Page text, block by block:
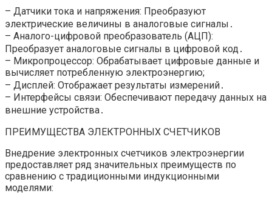
– Датчики тока и напряжения: Преобразуют
электрические величины в аналоговые сигналы․
– Аналого-цифровой преобразователь (АЦП):
Преобразует аналоговые сигналы в цифровой код․
– Микропроцессор: Обрабатывает цифровые данные и
вычисляет потребленную электроэнергию;
– Дисплей: Отображает результаты измерений․
– Интерфейсы связи: Обеспечивают передачу данных на
внешние устройства․
ПРЕИМУЩЕСТВА ЭЛЕКТРОННЫХ СЧЕТЧИКОВ
Внедрение электронных счетчиков электроэнергии
предоставляет ряд значительных преимуществ по
сравнению с традиционными индукционными
моделями: